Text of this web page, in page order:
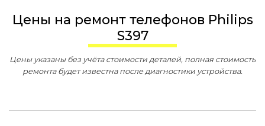
Цены на ремонт телефонов Philips
S397
Цены указаны без учёта стоимости деталей, полная стоимость
ремонта будет известна после диагностики устройства.